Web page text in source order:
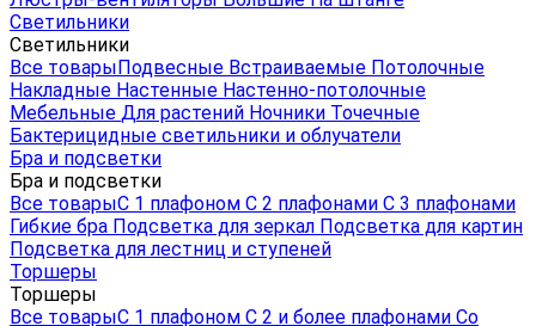
Светильники
Светильники
Все товарыПодвесные Встраиваемые Потолочные
Накладные Настенные Настенно-потолочные
Мебельные Для растений Ночники Точечные
Бактерицидные светильники и облучатели
Бра и подсветки
Бра и подсветки
Все товарыС 1 плафоном С 2 плафонами С 3 плафонами
Гибкие бра Подсветка для зеркал Подсветка для картин
Подсветка для лестниц и ступеней
Торшеры
Торшеры
Все товарыС 1 плафоном С 2 и более плафонами Со